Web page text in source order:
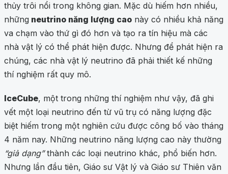
thủy trôi nổi trong không gian. Mặc dù hiếm hơn nhiều,
những neutrino năng lượng cao này có nhiều khả năng
va chạm vào thứ gì đó hơn và tạo ra tín hiệu mà các
nhà vật lý có thể phát hiện được. Nhưng để phát hiện ra
chúng, các nhà vật lý neutrino đã phải thiết kế những
thí nghiệm rất quy mô.
IceCube, một trong những thí nghiệm như vậy, đã ghi
vết một loại neutrino đến từ vũ trụ có năng lượng đặc
biệt hiếm trong một nghiên cứu được công bố vào tháng
4 năm nay. Những neutrino năng lượng cao này thường
“giả dạng”thành các loại neutrino khác, phổ biến hơn.
Nhưng lần đầu tiên, Giáo sư Vật lý và Giáo sư Thiên văn